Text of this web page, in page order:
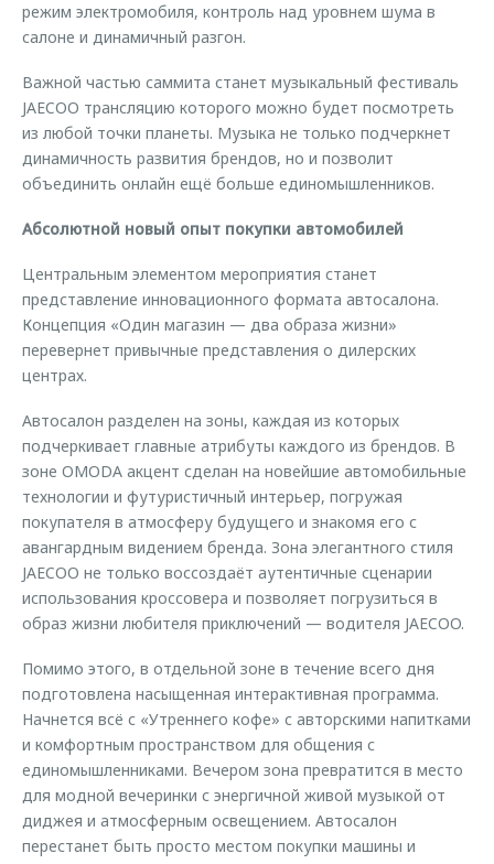
режим электромобиля, контроль над уровнем шума в
салоне и динамичный разгон.
Важной частью саммита станет музыкальный фестиваль
JAECOO трансляцию которого можно будет посмотреть
из любой точки планеты. Музыка не только подчеркнет
динамичность развития брендов, но и позволит
объединить онлайн ещё больше единомышленников.
Абсолютной новый опыт покупки автомобилей
Центральным элементом мероприятия станет
представление инновационного формата автосалона.
Концепция «Один магазин — два образа жизни»
перевернет привычные представления о дилерских
центрах.
Автосалон разделен на зоны, каждая из которых
подчеркивает главные атрибуты каждого из брендов. В
зоне OMODA акцент сделан на новейшие автомобильные
технологии и футуристичный интерьер, погружая
покупателя в атмосферу будущего и знакомя его с
авангардным видением бренда. Зона элегантного стиля
JAECOO не только воссоздаёт аутентичные сценарии
использования кроссовера и позволяет погрузиться в
образ жизни любителя приключений — водителя JAECOO.
Помимо этого, в отдельной зоне в течение всего дня
подготовлена насыщенная интерактивная программа.
Начнется всё с «Утреннего кофе» с авторскими напитками
и комфортным пространством для общения с
единомышленниками. Вечером зона превратится в место
для модной вечеринки с энергичной живой музыкой от
диджея и атмосферным освещением. Автосалон
перестанет быть просто местом покупки машины и